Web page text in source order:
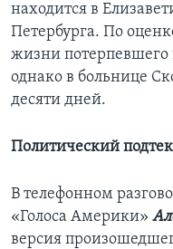
находится в
Петербурга. По
жизни потерпевшего
однако в больнице
десяти дней.
Политический
В телефонном
«Голоса Америки»
версия